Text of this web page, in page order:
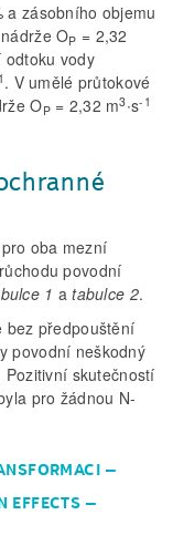
a zásobního objemu
OP = 2,32
odtoku vody
. V umělé průtokové
OP= 2,32 m3∙s-1
oba mezní
povodní
1 atabulce 2.
bez předpouštění
povodní neškodný
skutečností
pro žádnou N-
–
EFFECTS –